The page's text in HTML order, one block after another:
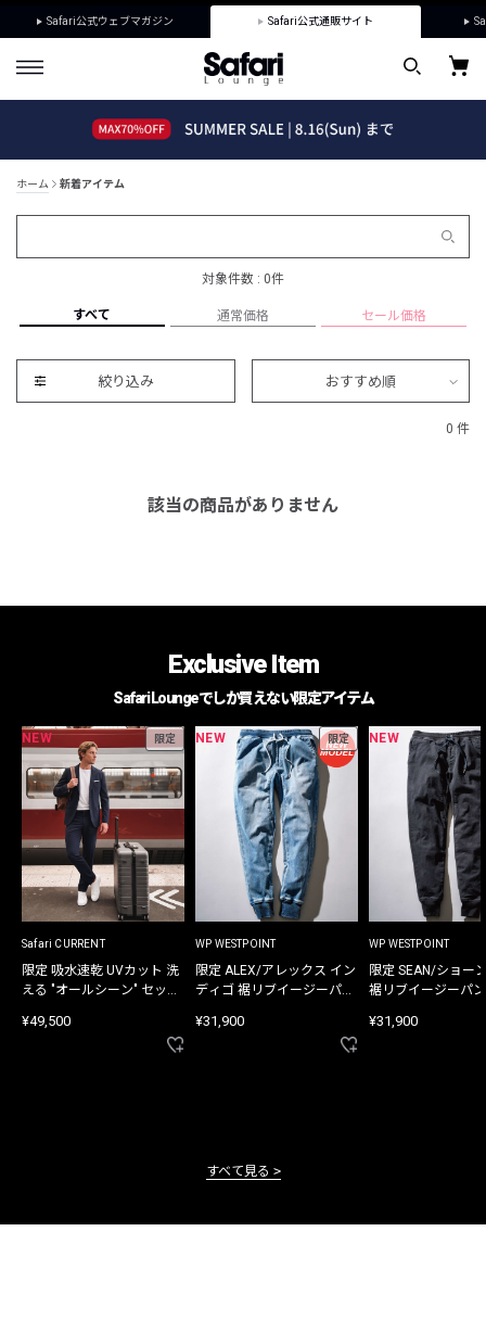
Safari公式ウェブマガジン Safari公式通販サイト
ホーム 新着アイテム
対象件数 : 0件
すべて 通常価格 セール価格
絞り込み おすすめ順
0 件
該当の商品がありません
Exclusive Item
Safari Loungeでしか買えない限定アイテム
NEW 限定
Safari CURRENT
限定 吸水速乾 UVカット 洗
える "オールシーン" セット
¥49,500
NEW 限定
WP WESTPOINT
限定 ALEX/アレックス イン
ディゴ 裾リブイージーパン
¥31,900
NEW
WP WESTPOINT
限定 SEAN/ショー
裾リブイージーパ
¥31,900
すべて見る